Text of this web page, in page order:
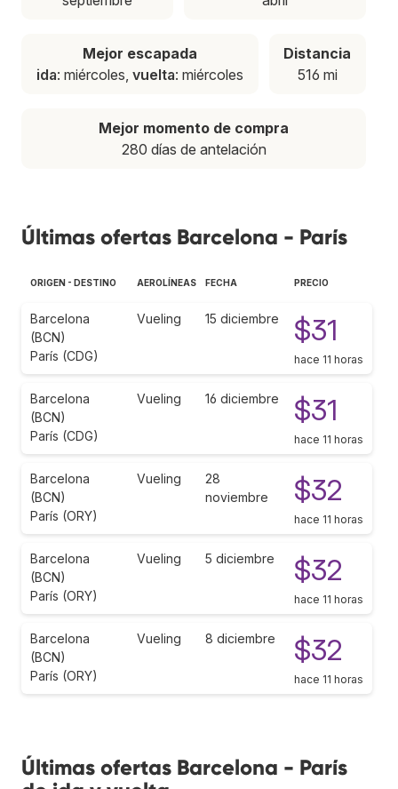
Mejor escapada
ida: miércoles, vuelta: miércoles
Distancia
516 mi
Mejor momento de compra
280 días de antelación
Últimas ofertas Barcelona - París
ORIGEN - DESTINO AEROLÍNEAS FECHA PRECIO
Barcelona
(BCN)
París (CDG)
Vueling 15 diciembre $31
hace 11 horas
Barcelona
(BCN)
París (CDG)
Vueling 16 diciembre $31
hace 11 horas
Barcelona
(BCN)
París (ORY)
Vueling
28
noviembre
$32
hace 11 horas
Barcelona
(BCN)
París (ORY)
Vueling 5 diciembre $32
hace 11 horas
Barcelona
(BCN)
París (ORY)
Vueling 8 diciembre $32
hace 11 horas
Últimas ofertas Barcelona - París